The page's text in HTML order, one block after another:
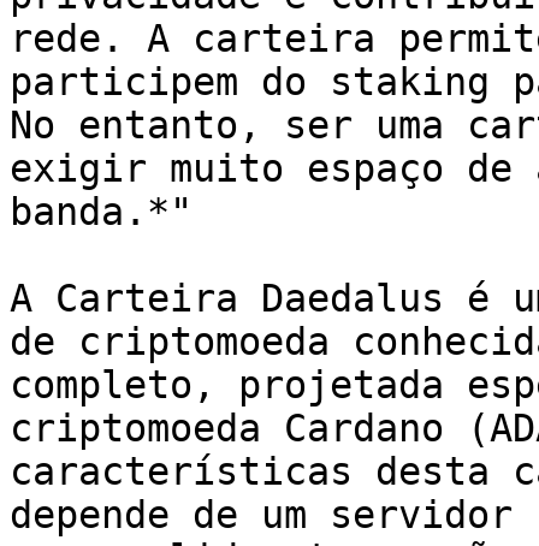
rede. A carteira
participem do staking
No entanto, ser uma
exigir muito espaço de
banda.*"
A Carteira Daedalus é
de criptomoeda
completo, projetada
criptomoeda Cardano
características desta
depende de um